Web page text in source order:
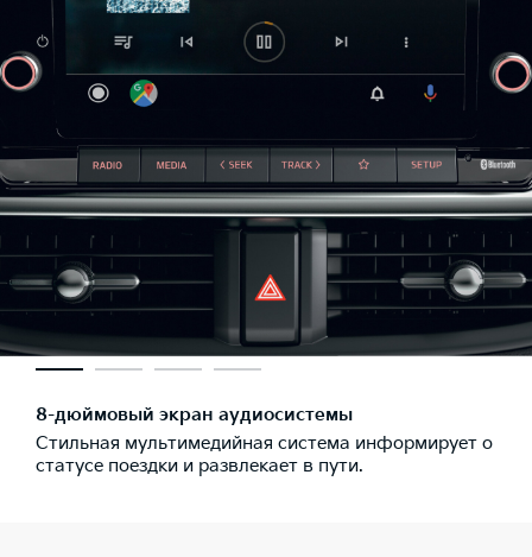
8-дюймовый экран аудиосистемы
Стильная мультимедийная система информирует о
статусе поездки и развлекает в пути.